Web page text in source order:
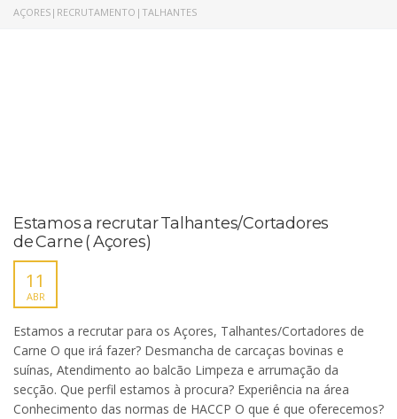
AÇORES|RECRUTAMENTO|TALHANTES
Estamos a recrutar Talhantes/Cortadores
de Carne ( Açores)
11
ABR
Estamos a recrutar para os Açores, Talhantes/Cortadores de
Carne O que irá fazer? Desmancha de carcaças bovinas e
suínas, Atendimento ao balcão Limpeza e arrumação da
secção. Que perfil estamos à procura? Experiência na área
Conhecimento das normas de HACCP O que é que oferecemos?